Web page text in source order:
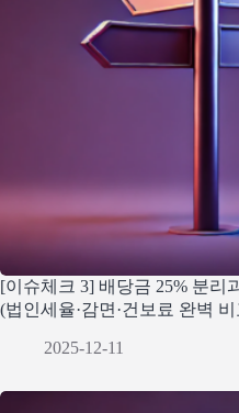
[이슈체크 3] 배당금 25% 분리
(법인세율·감면·건보료 완벽
2025-12-11